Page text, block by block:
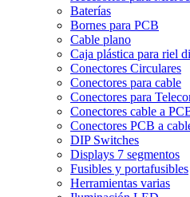
Baterías
Bornes para PCB
Cable plano
Caja plástica para riel
Conectores Circulares
Conectores para cable
Conectores para
Conectores cable a
Conectores PCB a
DIP Switches
Displays 7 segmentos
Fusibles y portafusibles
Herramientas varias